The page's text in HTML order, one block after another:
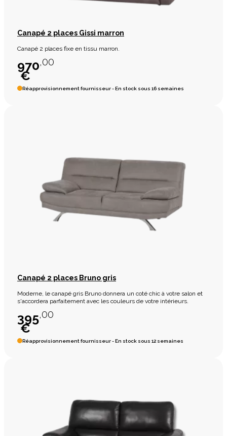
Canapé 2 places Gissi marron
Canapé 2 places fixe en tissu marron.
970,00
€
Réapprovisionnement fournisseur - En stock sous 16 semaines
Canapé 2 places Bruno gris
Moderne, le canapé gris Bruno donnera un coté chic à votre salon et
s'accordera parfaitement avec les couleurs de votre intérieurs.
395,00
€
Réapprovisionnement fournisseur - En stock sous 12 semaines